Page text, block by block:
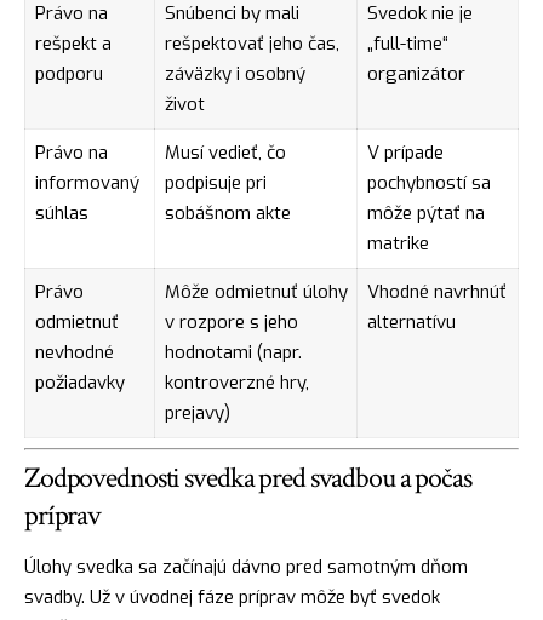
Právo na
rešpekt a
podporu
Snúbenci by mali
rešpektovať jeho čas,
záväzky i osobný
život
Svedok nie je
„full-time“
organizátor
Právo na
informovaný
súhlas
Musí vedieť, čo
podpisuje pri
sobášnom akte
V prípade
pochybností sa
môže pýtať na
matrike
Právo
odmietnuť
nevhodné
požiadavky
Môže odmietnuť úlohy
v rozpore s jeho
hodnotami (napr.
kontroverzné hry,
prejavy)
Vhodné navrhnúť
alternatívu
Zodpovednosti svedka pred svadbou a počas
príprav
Úlohy svedka sa začínajú dávno pred samotným dňom
svadby. Už v úvodnej fáze príprav môže byť svedok